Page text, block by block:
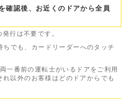
確認後、お近くのドアから全員
行は不要です。
でも、カードリーダーへのタッチ
一番前の運転士がいるドアをご利用
れ以外のお客様はどのドアからでも